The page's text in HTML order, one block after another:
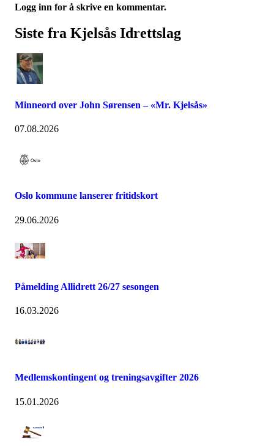
Logg inn for å skrive en kommentar.
Siste fra Kjelsås Idrettslag
Minneord over John Sørensen – «Mr. Kjelsås»
07.08.2026
Oslo kommune lanserer fritidskort
29.06.2026
Påmelding Allidrett 26/27 sesongen
16.03.2026
Medlemskontingent og treningsavgifter 2026
15.01.2026